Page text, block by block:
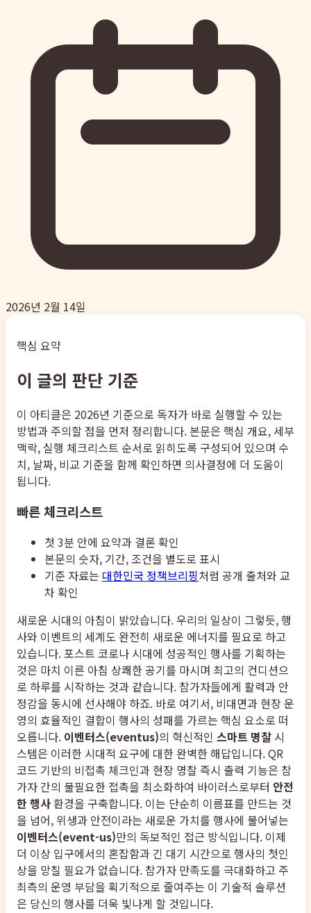
2026년 2월 14일
핵심 요약
이 글의 판단 기준
이 아티클은 2026년 기준으로 독자가 바로 실행할 수 있는
방법과 주의할 점을 먼저 정리합니다. 본문은 핵심 개요, 세부
맥락, 실행 체크리스트 순서로 읽히도록 구성되어 있으며 수
치, 날짜, 비교 기준을 함께 확인하면 의사결정에 더 도움이
됩니다.
빠른 체크리스트
첫 3분 안에 요약과 결론 확인
본문의 숫자, 기간, 조건을 별도로 표시
기준 자료는 대한민국 정책브리핑처럼 공개 출처와 교
차 확인
새로운 시대의 아침이 밝았습니다. 우리의 일상이 그렇듯, 행
사와 이벤트의 세계도 완전히 새로운 에너지를 필요로 하고
있습니다. 포스트 코로나 시대에 성공적인 행사를 기획하는
것은 마치 이른 아침 상쾌한 공기를 마시며 최고의 컨디션으
로 하루를 시작하는 것과 같습니다. 참가자들에게 활력과 안
정감을 동시에 선사해야 하죠. 바로 여기서, 비대면과 현장 운
영의 효율적인 결합이 행사의 성패를 가르는 핵심 요소로 떠
오릅니다. 이벤터스(eventus)의 혁신적인 스마트 명찰 시
스템은 이러한 시대적 요구에 대한 완벽한 해답입니다. QR
코드 기반의 비접촉 체크인과 현장 명찰 즉시 출력 기능은 참
가자 간의 불필요한 접촉을 최소화하여 바이러스로부터 안전
한 행사 환경을 구축합니다. 이는 단순히 이름표를 만드는 것
을 넘어, 위생과 안전이라는 새로운 가치를 행사에 불어넣는
이벤터스(event-us)만의 독보적인 접근 방식입니다. 이제
더 이상 입구에서의 혼잡함과 긴 대기 시간으로 행사의 첫인
상을 망칠 필요가 없습니다. 참가자 만족도를 극대화하고 주
최측의 운영 부담을 획기적으로 줄여주는 이 기술적 솔루션
은 당신의 행사를 더욱 빛나게 할 것입니다.